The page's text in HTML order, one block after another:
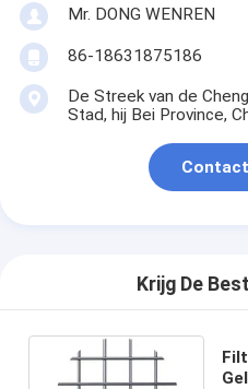
Mr. DONG WENREN
86-18631875186
De Streek van de
Stad, hij Bei Province,
Krijg De